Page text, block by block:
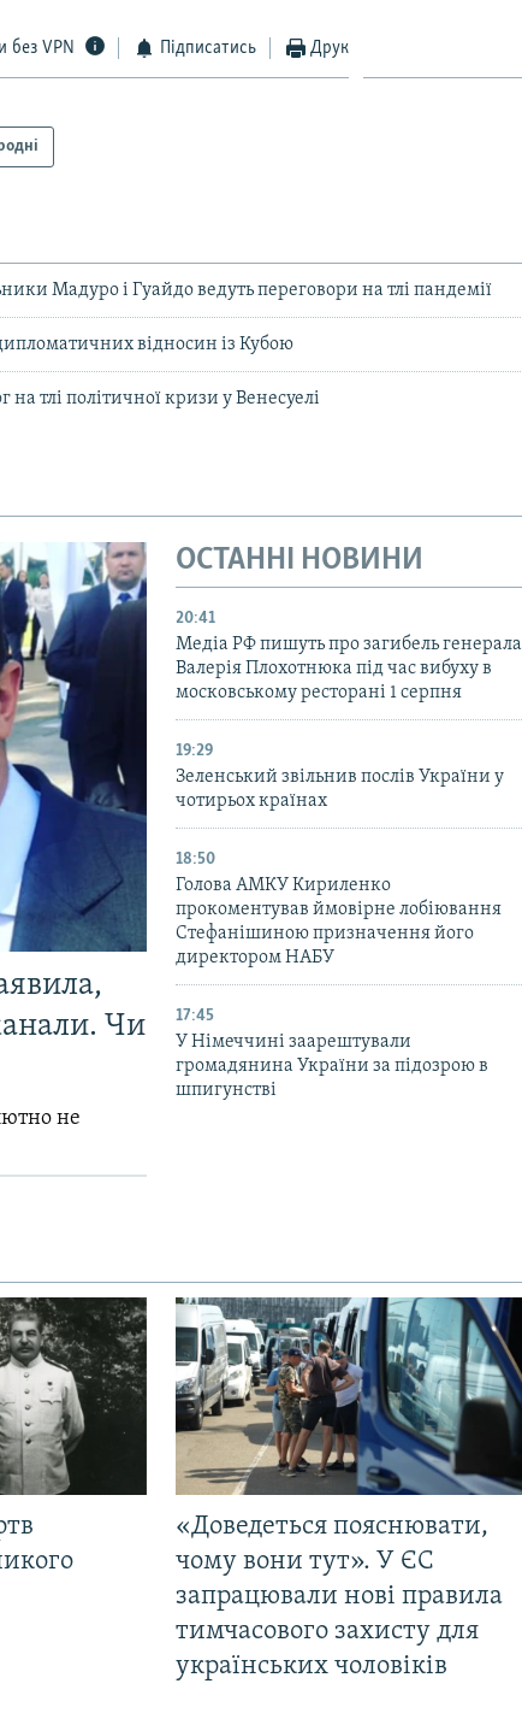
без VPN Підписатись Друк
Мадуро і Гуайдо ведуть переговори на тлі пандемії
відносин із Кубою
тлі політичної кризи у Венесуелі
Чи
не
ОСТАННІ НОВИНИ
20:41
Медіа РФ пишуть про загибель генерала
Валерія Плохотнюка під час вибуху в
московському ресторані 1 серпня
19:29
Зеленський звільнив послів України у
чотирьох країнах
18:50
Голова АМКУ Кириленко
прокоментував ймовірне лобіювання
Стефанішиною призначення його
директором НАБУ
17:45
У Німеччині заарештували
громадянина України за підозрою в
шпигунстві
«Доведеться пояснювати,
чому вони тут». У ЄС
запрацювали нові правила
тимчасового захисту для
українських чоловіків